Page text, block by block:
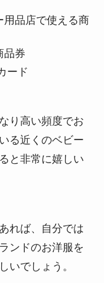
用品店で使える商
品券
ード
り高い頻度でお
る近くのベビー
と非常に嬉しい
れば、自分では
ンドのお洋服を
いでしょう。